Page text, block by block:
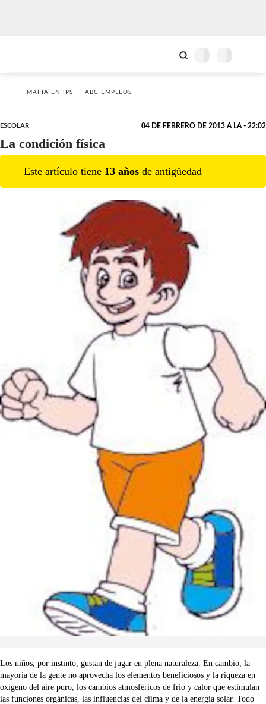
MAFIA EN IPS ABC EMPLEOS
ESCOLAR 04 DE FEBRERO DE 2013 A LA - 22:02
La condición física
Este artículo tiene 13 años de antigüedad
Los niños, por instinto, gustan de jugar en plena naturaleza. En cambio, la
mayoría de la gente no aprovecha los elementos beneficiosos y la riqueza en
oxígeno del aire puro, los cambios atmosféricos de frío y calor que estimulan
las funciones orgánicas, las influencias del clima y de la energía solar. Todo